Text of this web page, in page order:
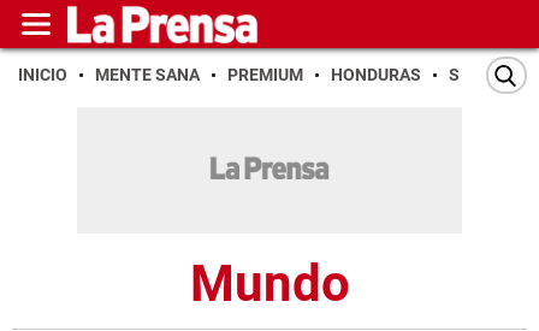
INICIO MENTE SANA PREMIUM HONDURAS SAN PEDRO
Mundo